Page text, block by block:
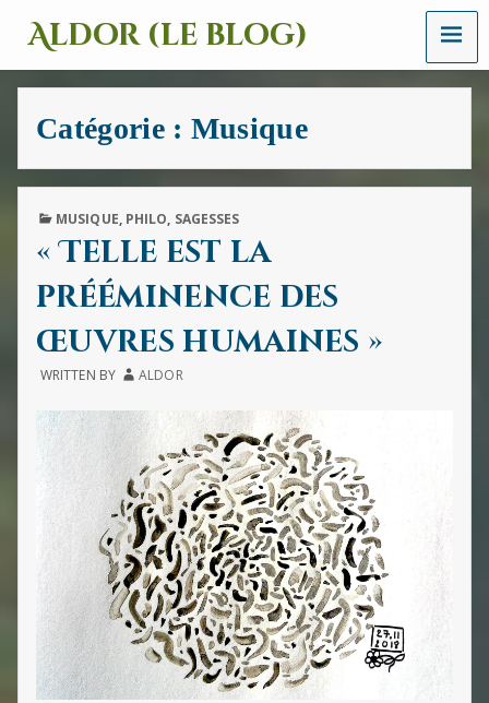
Aldor (le blog)
Un
site
des
des
images
et
sons
MENU
Catégorie : Musique
PUBLISHED
MUSIQUE, PHILO, SAGESSES
« Telle est la
prééminence des
œuvres humaines »
WRITTEN BY ALDOR